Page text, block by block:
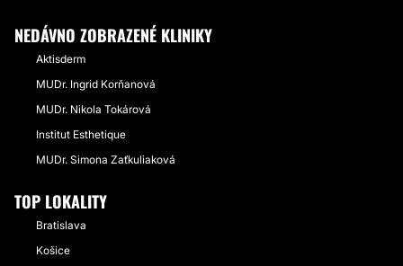
NEDÁVNO ZOBRAZENÉ KLINIKY
Aktisderm
MUDr. Ingrid Korňanová
MUDr. Nikola Tokárová
Institut Esthetique
MUDr. Simona Zaťkuliaková
TOP LOKALITY
Bratislava
Košice